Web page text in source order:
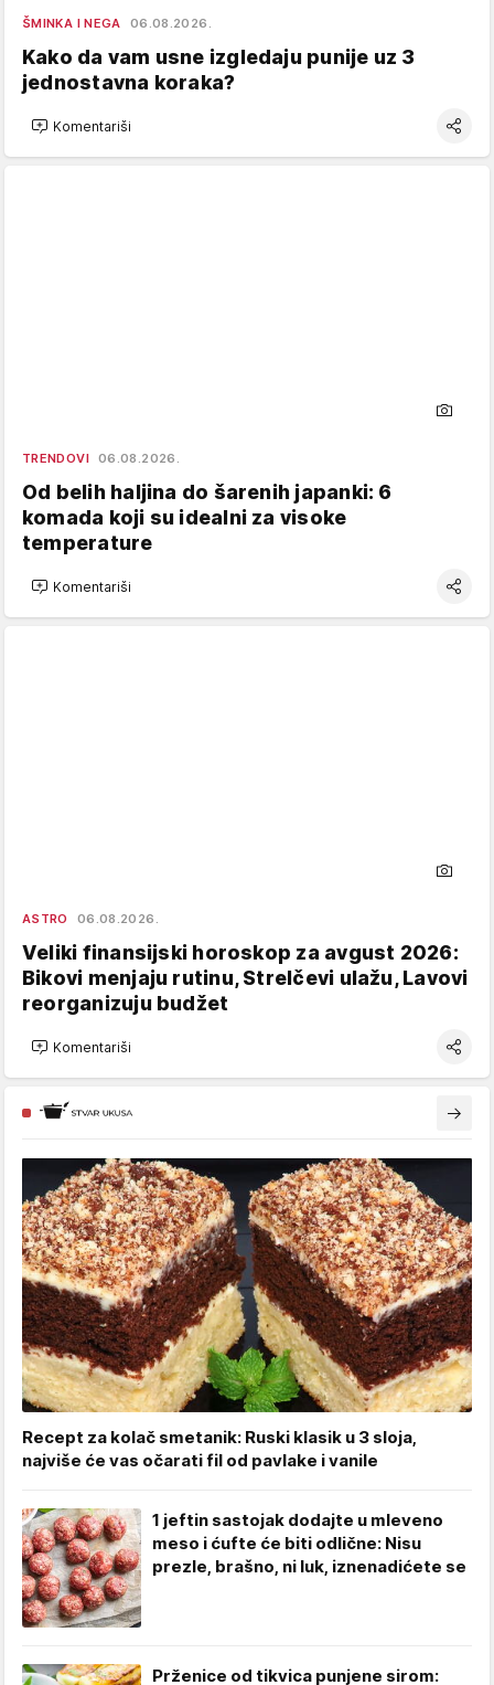
ŠMINKA I NEGA 06.08.2026.
Kako da vam usne izgledaju punije uz 3
jednostavna koraka?
Komentariši
TRENDOVI 06.08.2026.
Od belih haljina do šarenih japanki: 6
komada koji su idealni za visoke
temperature
Komentariši
ASTRO 06.08.2026.
Veliki finansijski horoskop za avgust 2026:
Bikovi menjaju rutinu, Strelčevi ulažu, Lavovi
reorganizuju budžet
Komentariši
Recept za kolač smetanik: Ruski klasik u 3 sloja,
najviše će vas očarati fil od pavlake i vanile
1 jeftin sastojak dodajte u mleveno
meso i ćufte će biti odlične: Nisu
prezle, brašno, ni luk, iznenadićete se
Prženice od tikvica punjene sirom: